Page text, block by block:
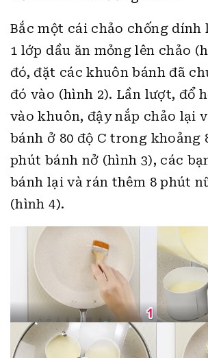
Bắc một cái chảo chống dính
1 lớp dầu ăn mỏng lên chảo
đó, đặt các khuôn bánh đã
đó vào (hình 2). Lần lượt, đổ
vào khuôn, đậy nắp chảo lại
bánh ở 80 độ C trong khoảng
phút bánh nở (hình 3), các
bánh lại và rán thêm 8 phút
(hình 4).